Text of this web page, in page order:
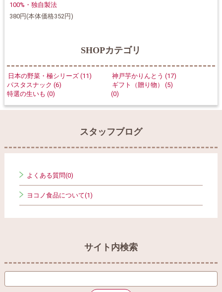
100%・独自製法
380円(本体価格352円)
SHOPカテゴリ
日本の野菜・極シリーズ (11)
神戸芋かりんとう (17)
パスタスナック (6)
ギフト（贈り物） (5)
特選の生いも (0)
(0)
スタッフブログ
よくある質問(0)
ヨコノ食品について(1)
サイト内検索